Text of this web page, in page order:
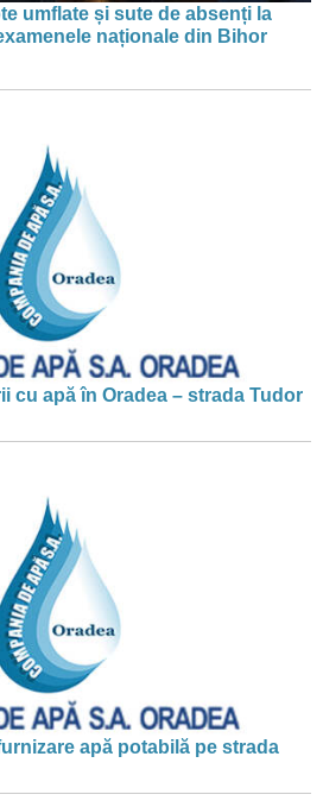
umflate și sute de absenți la
naționale din Bihor
cu apă în Oradea – strada Tudor
apă potabilă pe strada